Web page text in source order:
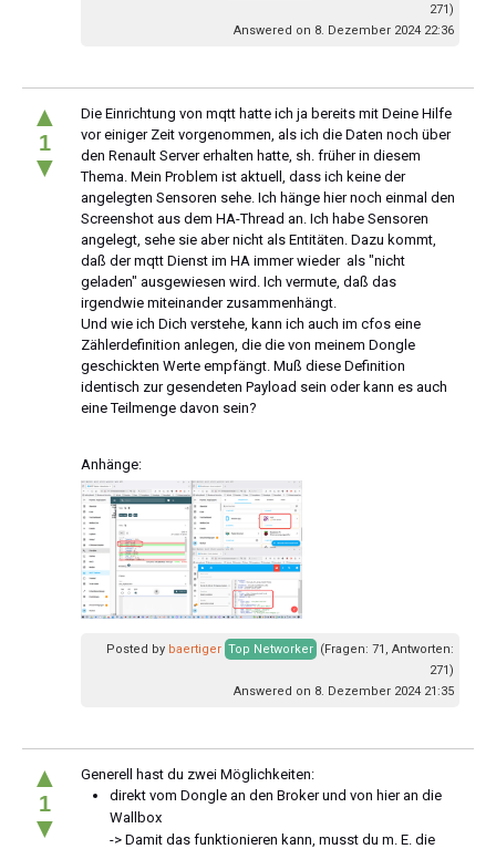
271)
Answered on 8. Dezember 2024 22:36
▲
1
▼
Die Einrichtung von mqtt hatte ich ja bereits mit Deine Hilfe
vor einiger Zeit vorgenommen, als ich die Daten noch über
den Renault Server erhalten hatte, sh. früher in diesem
Thema. Mein Problem ist aktuell, dass ich keine der
angelegten Sensoren sehe. Ich hänge hier noch einmal den
Screenshot aus dem HA-Thread an. Ich habe Sensoren
angelegt, sehe sie aber nicht als Entitäten. Dazu kommt,
daß der mqtt Dienst im HA immer wieder als "nicht
geladen" ausgewiesen wird. Ich vermute, daß das
irgendwie miteinander zusammenhängt.
Und wie ich Dich verstehe, kann ich auch im cfos eine
Zählerdefinition anlegen, die die von meinem Dongle
geschickten Werte empfängt. Muß diese Definition
identisch zur gesendeten Payload sein oder kann es auch
eine Teilmenge davon sein?
Anhänge:
Posted by baertiger Top Networker (Fragen: 71, Antworten:
271)
Answered on 8. Dezember 2024 21:35
▲
1
▼
Generell hast du zwei Möglichkeiten:
direkt vom Dongle an den Broker und von hier an die
Wallbox
-> Damit das funktionieren kann, musst du m. E. die